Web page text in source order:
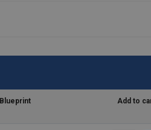
Blueprint Add to